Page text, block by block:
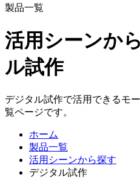
製品一覧
活用シーンか
ル試作
デジタル試作で活用できるモ
覧ページです。
ホーム
製品一覧
活用シーンから探す
デジタル試作